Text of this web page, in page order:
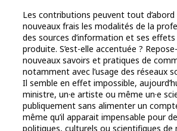
Les contributions peuvent tout
nouveaux frais les modalités de la
des sources d’information et ses effets
produite. S’est-elle accentuée ?
nouveaux savoirs et pratiques de
notamment avec l’usage des réseaux
Il semble en effet impossible,
ministre, un·e artiste ou même un·e
publiquement sans alimenter un
même qu’il apparait impensable pour
politiques, culturels ou scientifiques de